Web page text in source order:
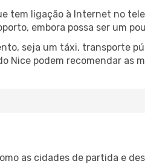
tem ligação à Internet no
embora possa ser um
seja um táxi, transporte
podem recomendar as
as cidades de partida e